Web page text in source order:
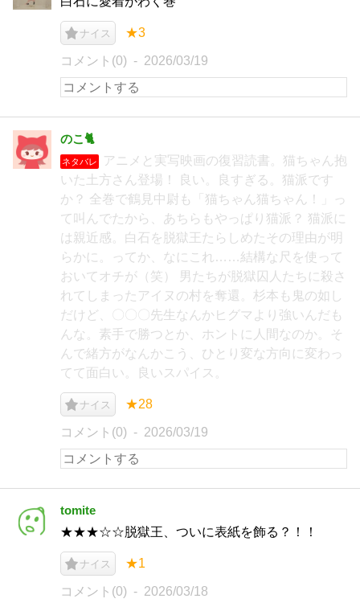
ナイス ★3
コメント(0) 2026/03/19
のこ🐈
ネタバレ
アニメと実写映画の復習読書。猫ちゃん抱
いた土方さん登場！ 良い。良すぎる。猫派です
か？ 全巻で鶴見中尉も「猫ちゃん猫ちゃん！」っ
て叫んでたから、あちらもやっぱり猫派？ 猫派に
は親近感。白石を脱獄王たらしめたその理由が明
らかに。ってか、なにこれ……結構な尺を使って
おいてオチが（笑） 男たちが脱獄囚人たちに殺さ
れてしまったアイヌの村を奪還。杉本も鬼の如し
だけど、〇〇〇先生なんかヒグマより強いんだも
んな。素手で勝つとか、ホントに人間なのか。そ
んで緒方がなんかこう、ひとり変な方向に変わっ
てて面白い。良いスパイス。
ナイス ★28
コメント(0) 2026/03/19
tomite
★★★☆☆脱獄王、ついに表紙を飾る？！！
ナイス ★1
コメント(0) 2026/03/18